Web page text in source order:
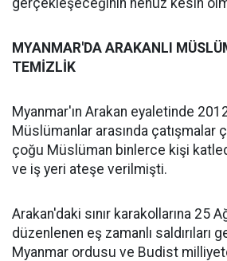
gerçekleşeceğinin henüz kesin
MYANMAR'DA ARAKANLI
TEMİZLİK
Myanmar'ın Arakan eyaletinde
Müslümanlar arasında çatışmalar
çoğu Müslüman binlerce kişi
ve iş yeri ateşe verilmişti.
Arakan'daki sınır karakollarına 25
düzenlenen eş zamanlı saldırıları
Myanmar ordusu ve Budist